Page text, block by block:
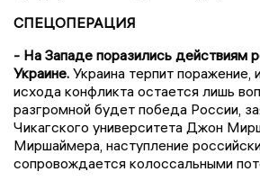
СПЕЦОПЕРАЦИЯ
- На Западе поразились действиям
Украине. Украина терпит поражение,
исхода конфликта остается лишь
разгромной будет победа России,
Чикагского университета Джон
Миршаймера, наступление
сопровождается колоссальными